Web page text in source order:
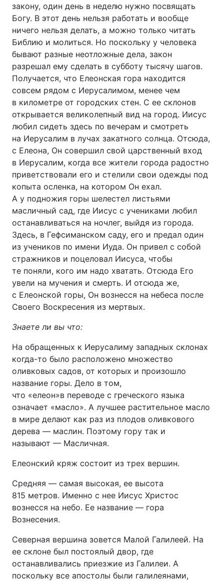
закону, один день в неделю нужно посвящать
Богу. В этот день нельзя работать и вообще
ничего нельзя делать, а можно только читать
Библию и молиться. Но поскольку у человека
бывают разные неотложные дела, закон
разрешал ему сделать в субботу тысячу шагов.
Получается, что Елеонская гора находится
совсем рядом с Иерусалимом, менее чем
в километре от городских стен. С ее склонов
открывается великолепный вид на город. Иисус
любил сидеть здесь по вечерам и смотреть
на Иерусалим в лучах закатного солнца. Отсюда,
с Елеона, Он совершил свой царственный вход
в Иерусалим, когда все жители города радостно
приветствовали его и стелили свои одежды под
копыта осленка, на котором Он ехал.
А у подножия горы шелестел листьями
масличный сад, где Иисус с учениками любил
останавливаться на ночлег, выйдя из города.
Здесь, в Гефсиманском саду, его и предал один
из учеников по имени Иуда. Он привел с собой
стражников и поцеловал Иисуса, чтобы
те поняли, кого им надо хватать. Отсюда Его
увели на мучения и смерть. И отсюда же,
с Елеонской горы, Он вознесся на небеса после
Своего Воскресения из мертвых.
Знаете ли вы что:
На обращенных к Иерусалиму западных склонах
когда-то было расположено множество
оливковых садов, от которых и произошло
название горы. Дело в том,
что «елеон»в переводе с греческого языка
означает «масло». А лучшее растительное масло
в мире делают как раз из плодов оливкового
дерева — маслин. Поэтому гору так и
называют — Масличная.
Елеонский кряж состоит из трех вершин.
Средняя — самая высокая, ее высота
815 метров. Именно с нее Иисус Христос
вознесся на небо. Ее название — гора
Вознесения.
Северная вершина зовется Малой Галилеей. На
ее склоне был постоялый двор, где
останавливались приезжие из Галилеи. А
поскольку все апостолы были галилеянами,